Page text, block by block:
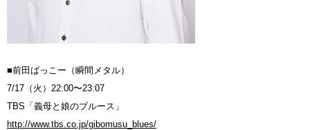
■前田ばっこー（瞬間メタル）
7/17（火）22:00〜23:07
TBS「義母と娘のブルース」
http://www.tbs.co.jp/gibomusu_blues/